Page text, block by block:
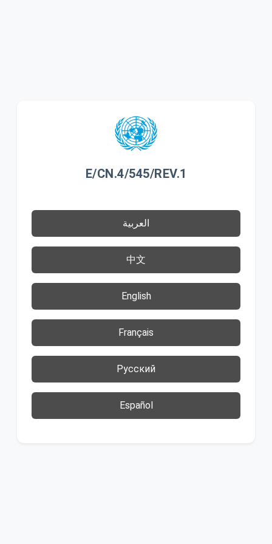
E/CN.4/545/REV.1
العربية
中文
English
Français
Русский
Español